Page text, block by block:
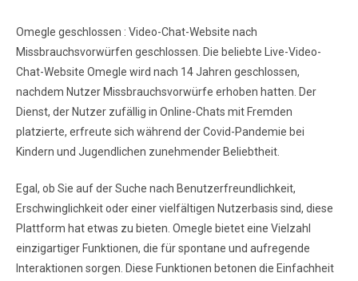
Omegle geschlossen : Video-Chat-Website nach
Missbrauchsvorwürfen geschlossen. Die beliebte Live-Video-
Chat-Website Omegle wird nach 14 Jahren geschlossen,
nachdem Nutzer Missbrauchsvorwürfe erhoben hatten. Der
Dienst, der Nutzer zufällig in Online-Chats mit Fremden
platzierte, erfreute sich während der Covid-Pandemie bei
Kindern und Jugendlichen zunehmender Beliebtheit.
Egal, ob Sie auf der Suche nach Benutzerfreundlichkeit,
Erschwinglichkeit oder einer vielfältigen Nutzerbasis sind, diese
Plattform hat etwas zu bieten. Omegle bietet eine Vielzahl
einzigartiger Funktionen, die für spontane und aufregende
Interaktionen sorgen. Diese Funktionen betonen die Einfachheit